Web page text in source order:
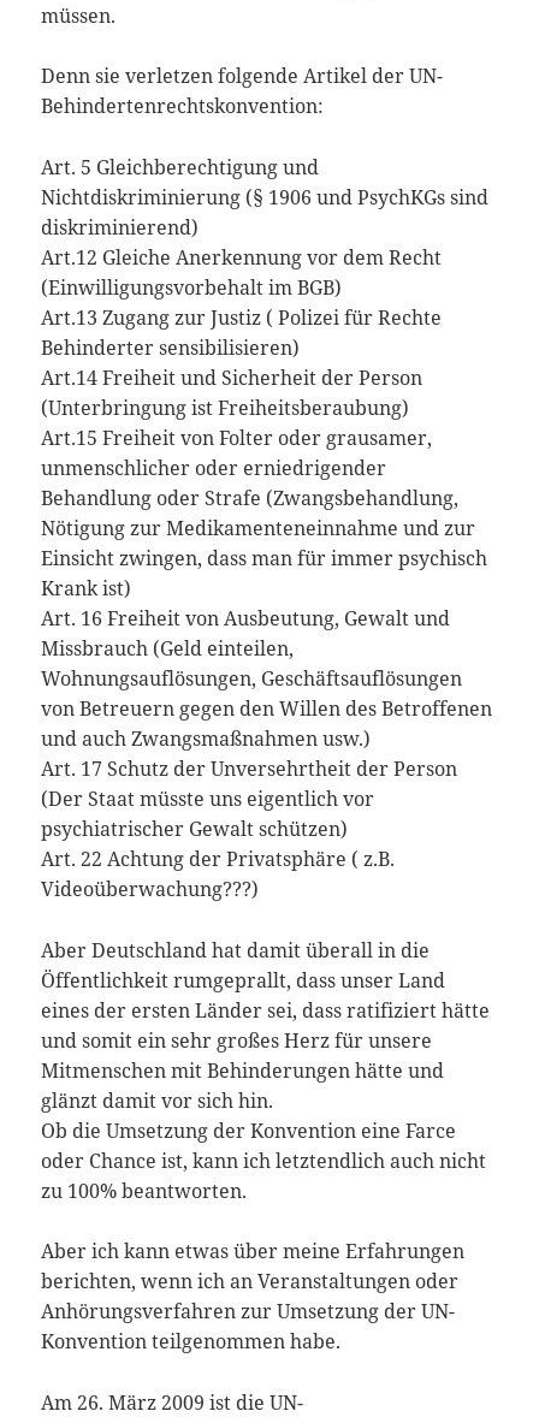
müssen.
Denn sie verletzen folgende Artikel der UN-
Behindertenrechtskonvention:
Art. 5 Gleichberechtigung und
Nichtdiskriminierung (§ 1906 und PsychKGs sind
diskriminierend)
Art.12 Gleiche Anerkennung vor dem Recht
(Einwilligungsvorbehalt im BGB)
Art.13 Zugang zur Justiz ( Polizei für Rechte
Behinderter sensibilisieren)
Art.14 Freiheit und Sicherheit der Person
(Unterbringung ist Freiheitsberaubung)
Art.15 Freiheit von Folter oder grausamer,
unmenschlicher oder erniedrigender
Behandlung oder Strafe (Zwangsbehandlung,
Nötigung zur Medikamenteneinnahme und zur
Einsicht zwingen, dass man für immer psychisch
Krank ist)
Art. 16 Freiheit von Ausbeutung, Gewalt und
Missbrauch (Geld einteilen,
Wohnungsauflösungen, Geschäftsauflösungen
von Betreuern gegen den Willen des Betroffenen
und auch Zwangsmaßnahmen usw.)
Art. 17 Schutz der Unversehrtheit der Person
(Der Staat müsste uns eigentlich vor
psychiatrischer Gewalt schützen)
Art. 22 Achtung der Privatsphäre ( z.B.
Videoüberwachung???)
Aber Deutschland hat damit überall in die
Öffentlichkeit rumgeprallt, dass unser Land
eines der ersten Länder sei, dass ratifiziert hätte
und somit ein sehr großes Herz für unsere
Mitmenschen mit Behinderungen hätte und
glänzt damit vor sich hin.
Ob die Umsetzung der Konvention eine Farce
oder Chance ist, kann ich letztendlich auch nicht
zu 100% beantworten.
Aber ich kann etwas über meine Erfahrungen
berichten, wenn ich an Veranstaltungen oder
Anhörungsverfahren zur Umsetzung der UN-
Konvention teilgenommen habe.
Am 26. März 2009 ist die UN-